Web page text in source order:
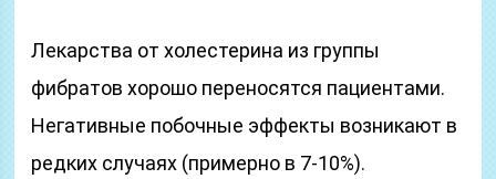
Лекарства от холестерина из группы
фибратов хорошо переносятся пациентами.
Негативные побочные эффекты возникают в
редких случаях (примерно в 7-10%).